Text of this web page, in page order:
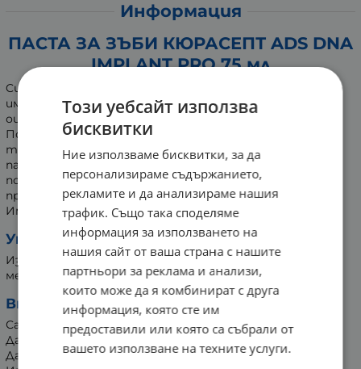
Информация
ПАСТА ЗА ЗЪБИ КЮРАСЕПТ ADS DNA
IMPLANT PRO 75 мл
Curasept ADS DNA Implant PRO паста за зъби – грижа за
импланти с хлорхексидин 0.20%, ADS система против
оцветяване и хиалуронова киселина.
Подпомага възстановяването и хидратацията на
третираните лигавици след имплантационни и
пародонтални процедури. Съдържа ADS-NAC за
подобрено действие срещу всякакво оцветяване и
промяна на вкуса.
Има бързо антиплаково действие.
Употреба:
Използвайте поне 2 пъти дневно в продължение на 2
месеца.
Внимание:
Само за външна употреба.
Да не се поглъща.
Да се съхранява далеч от деца, топлина и светлина.
Този уебсайт използва
бисквитки
Ние използваме бисквитки, за да
персонализираме съдържанието,
рекламите и да анализираме нашия
трафик. Също така споделяме
информация за използването на
нашия сайт от ваша страна с нашите
партньори за реклама и анализи,
които може да я комбинират с друга
информация, която сте им
предоставили или която са събрали от
вашето използване на техните услуги.